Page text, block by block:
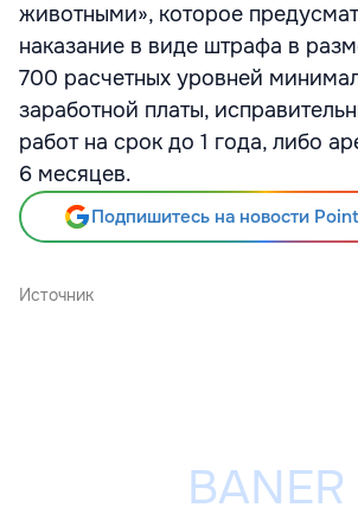
животными», которое
наказание в виде штрафа в
700 расчетных уровней
заработной платы,
работ на срок до 1 года, либо
6 месяцев.
Подпишитесь на новости
Источник